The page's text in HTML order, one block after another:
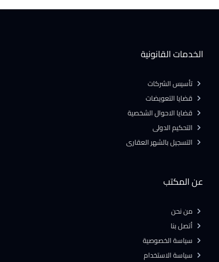
عن المكتب
من نحن
أتصل بنا
سياسة الخصوصية
سياسة الاستخدام
الخدمات القانونية
تأسيس الشركات
قضايا التعويضات
قضايا الاحوال الشخصية
التحكيم الدولى
التسجيل بالشهر العقارى